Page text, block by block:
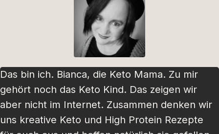
Das bin ich. Bianca, die Keto Mama. Zu mir
gehört noch das Keto Kind. Das zeigen wir
aber nicht im Internet. Zusammen denken wir
uns kreative Keto und High Protein Rezepte